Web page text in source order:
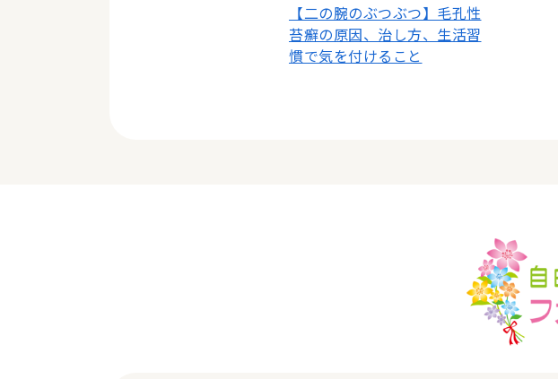
【二の腕のぶつぶつ】毛孔性
苔癬の原因、治し方、生活習
慣で気を付けること